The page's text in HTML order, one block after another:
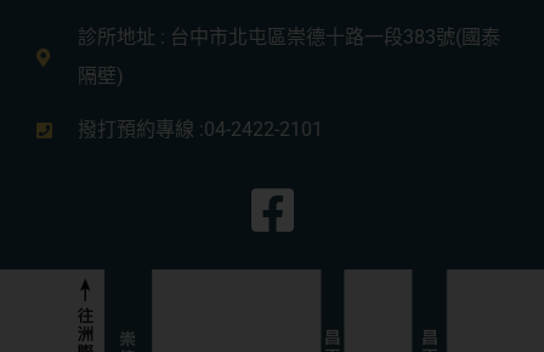
診所地址 : 台中市北屯區崇德十路一段383號(國泰
隔壁)
撥打預約專線 :04-2422-2101